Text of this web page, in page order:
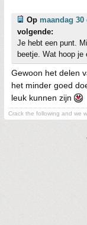
Op maandag 30
volgende:
Je hebt een punt.
beetje. Wat hoop je
Gewoon het delen
het minder goed
leuk kunnen zijn
Crack the following and we